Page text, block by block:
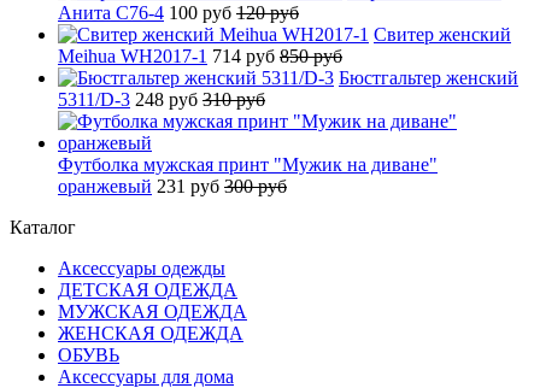
Анита C76-4 100 руб 120 руб
Свитер женский
Meihua WH2017-1 714 руб 850 руб
Бюстгальтер женский
5311/D-3 248 руб 310 руб
Футболка мужская принт "Мужик на диване"
оранжевый 231 руб 300 руб
Каталог
Аксессуары одежды
ДЕТСКАЯ ОДЕЖДА
МУЖСКАЯ ОДЕЖДА
ЖЕНСКАЯ ОДЕЖДА
ОБУВЬ
Аксессуары для дома